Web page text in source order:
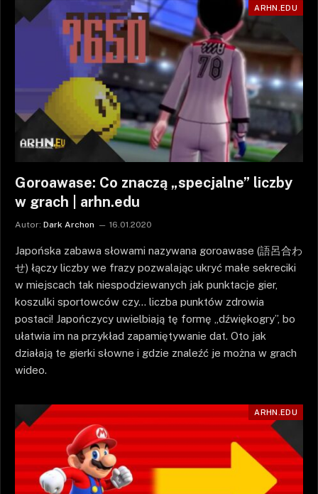
ARHN.EDU
Goroawase: Co znaczą „specjalne” liczby
w grach | arhn.edu
Autor: Dark Archon 16.01.2020
Japońska zabawa słowami nazywana goroawase (語呂合わ
せ) łączy liczby we frazy pozwalając ukryć małe sekreciki
w miejscach tak niespodziewanych jak punktacje gier,
koszulki sportowców czy… liczba punktów zdrowia
postaci! Japończycy uwielbiają tę formę „dźwiękogry”, bo
ułatwia im na przykład zapamiętywanie dat. Oto jak
działają te gierki słowne i gdzie znaleźć je można w grach
wideo.
ARHN.EDU